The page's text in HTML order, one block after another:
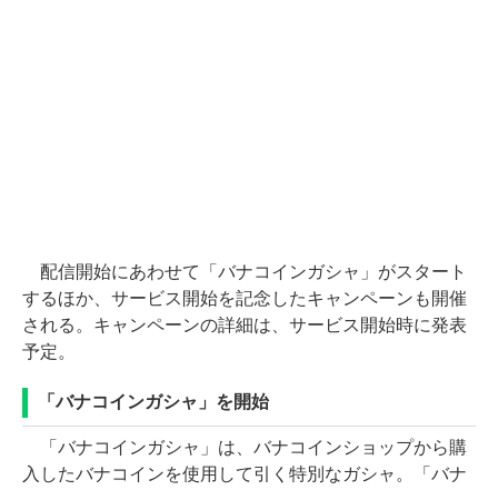
配信開始にあわせて「バナコインガシャ」がスタート
するほか、サービス開始を記念したキャンペーンも開催
される。キャンペーンの詳細は、サービス開始時に発表
予定。
「バナコインガシャ」を開始
「バナコインガシャ」は、バナコインショップから購
入したバナコインを使用して引く特別なガシャ。「バナ